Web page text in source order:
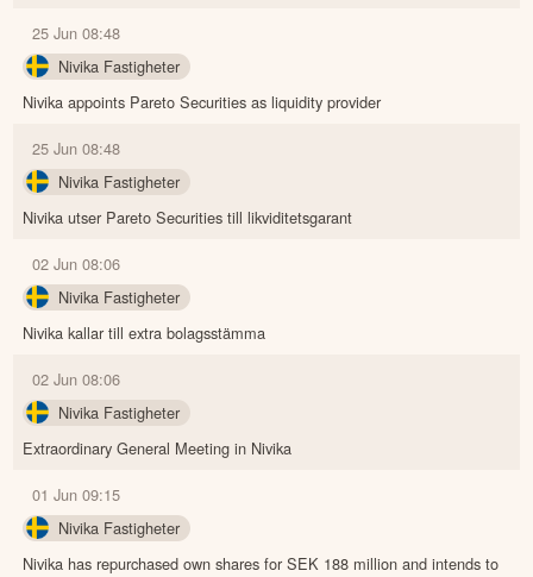
25 Jun 08:48
Nivika Fastigheter
Nivika appoints Pareto Securities as liquidity provider
25 Jun 08:48
Nivika Fastigheter
Nivika utser Pareto Securities till likviditetsgarant
02 Jun 08:06
Nivika Fastigheter
Nivika kallar till extra bolagsstämma
02 Jun 08:06
Nivika Fastigheter
Extraordinary General Meeting in Nivika
01 Jun 09:15
Nivika Fastigheter
Nivika has repurchased own shares for SEK 188 million and intends to